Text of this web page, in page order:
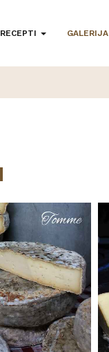
RECEPTI GALERIJA